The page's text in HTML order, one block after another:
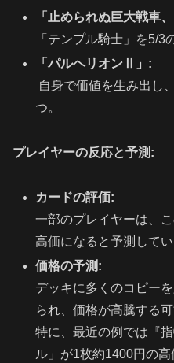
「止められぬ巨大戦車
「テンプル騎士」を5/3
「パルヘリオンⅡ」:
自身で価値を生み出し
つ。
プレイヤーの反応と予測:
カードの評価:
一部のプレイヤーは、
高価になると予測してい
価格の予測:
デッキに多くのコピー
られ、価格が高騰する可
特に、最近の例では『
ル」が1枚約1400円の高